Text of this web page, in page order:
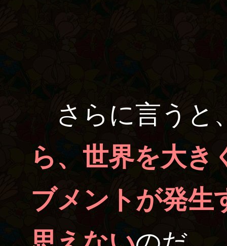
さらに言うと
ら、世界を大き
ブメントが発生